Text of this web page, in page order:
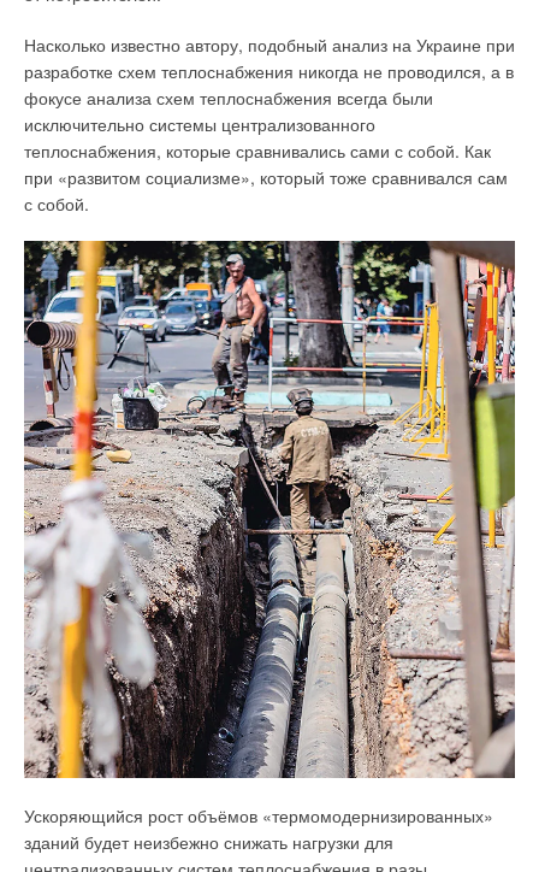
Насколько известно автору, подобный анализ на Украине при
разработке схем теплоснабжения никогда не проводился, а в
фокусе анализа схем теплоснабжения всегда были
исключительно системы централизованного
теплоснабжения, которые сравнивались сами с собой. Как
при «развитом социализме», который тоже сравнивался сам
с собой.
Ускоряющийся рост объёмов «термомодернизированных»
зданий будет неизбежно снижать нагрузки для